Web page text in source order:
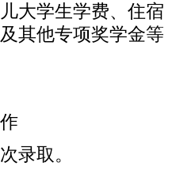
大学生学费、住宿
其他专项奖学金等
录取。